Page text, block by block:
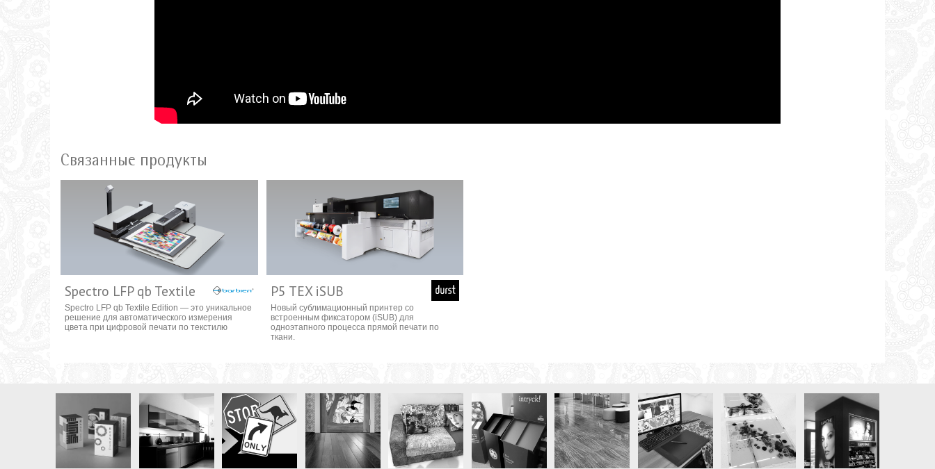
Связанные продукты
Spectro LFP qb Textile
Spectro LFP qb Textile Edition — это уникальное
решение для автоматического измерения
цвета при цифровой печати по текстилю
P5 TEX iSUB
Новый сублимационный принтер со
встроенным фиксатором (iSUB) для
одноэтапного процесса прямой печати по
ткани.